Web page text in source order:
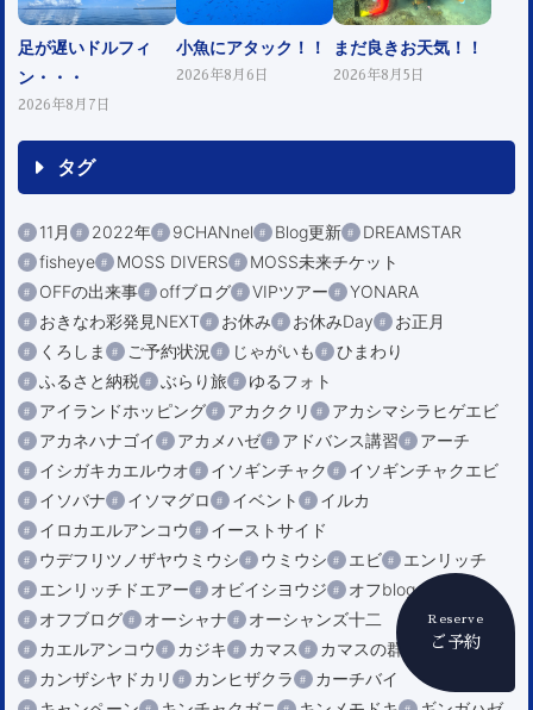
Reserve
ご予約
足が遅いドルフィ
ン・・・
2026年8月7日
小魚にアタック！！
2026年8月6日
まだ良きお天気！！
2026年8月5日
タグ
11月 2022年 9CHANnel Blog更新
DREAMSTAR
fisheye
MOSS DIVERS
MOSS未来チケット
OFFの出来事
offブログ VIPツアー
YONARA
おきなわ彩発見NEXT
お休み お休みDay
お正月
くろしま
ご予約状況 じゃがいも
ひまわり
ふるさと納税
ぶらり旅
ゆるフォト
アイランドホッピング
アカククリ
アカシマシラヒゲエビ
アカネハナゴイ
アカメハゼ アドバンス講習
アーチ
イシガキカエルウオ
イソギンチャク
イソギンチャクエビ
イソバナ
イソマグロ イベント
イルカ
イロカエルアンコウ
イーストサイド
ウデフリツノザヤウミウシ
ウミウシ エビ
エンリッチ
エンリッチドエアー
オビイシヨウジ
オフblog
オフブログ
オーシャナ
オーシャンズ十二
カエルアンコウ
カジキ カマス カマスの群れ
カメ
カンザシヤドカリ
カンヒザクラ
カーチバイ